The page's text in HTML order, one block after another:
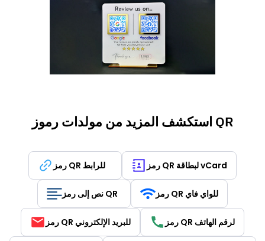
استكشف المزيد من مولدات رموز QR
رمز QR للرابط رمز QR لبطاقة vCard
نص إلى رمز QR رمز QR للواي فاي
رمز QR للبريد الإلكتروني رمز QR لرقم الهاتف